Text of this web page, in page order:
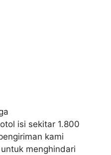
isi sekitar 1.800
kami
menghindari